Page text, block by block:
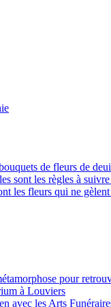
de fleurs de
sont les règles à
les fleurs qui ne gèlent
pour
à Louviers
avec les Arts